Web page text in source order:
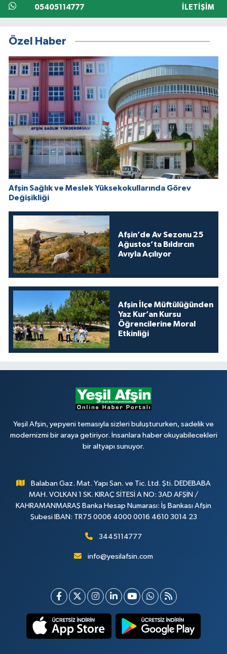
05405114777 İLETIŞIM
Özel Haber
Afşin Sağlık ve Meslek Yüksekokullarında Görev
Değişikliği
Afşin’de Av Sezonu 25
Ağustos’ta Bıldırcın
Avıyla Açılıyor
Afşin İlçe Müftülüğünden
Yaz Kur’an Kursu
Öğrencilerine Moral
Etkinliği
Yeşil Afşin, yepyeni temasıyla sizleri buluştururken, sadelik ve
modernizmi bir araya getiriyor. İnsanlara haber okuyabilecekleri
bir altyapı sunuyor.
Balaban Gaz. Mat. Yapı San. ve Tic. Ltd. Şti. DEDEBABA
MAH. VOLKAN 1 SK. KIRAÇ SİTESİ A NO: 3AD AFŞİN /
KAHRAMANMARAŞ Banka Hesap Numarası: İş Bankası Afşin
Şubesi IBAN: TR75 0006 4000 0016 4610 3014 23
3445114777
info@yesilafsin.com